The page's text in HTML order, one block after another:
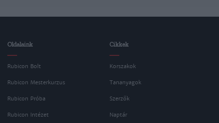
Oldalaink
Rubicon Bolt
Rubicon Mesterkurzus
Rubicon Próba
Rubicon Intézet
Cikkek
Korszakok
Tananyagok
Szerzők
Naptár